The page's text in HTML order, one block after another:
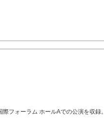
フォーラム ホールAでの公演を収録。